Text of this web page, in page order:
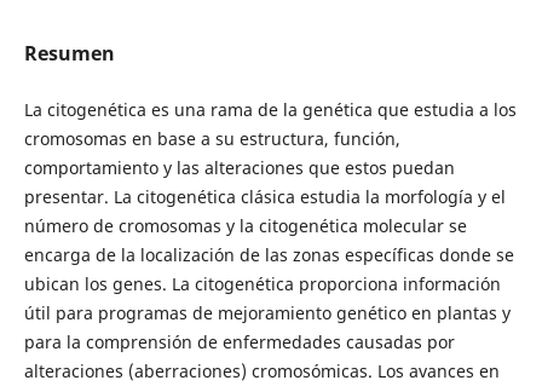
Resumen
La citogenética es una rama de la genética que estudia a los
cromosomas en base a su estructura, función,
comportamiento y las alteraciones que estos puedan
presentar. La citogenética clásica estudia la morfología y el
número de cromosomas y la citogenética molecular se
encarga de la localización de las zonas específicas donde se
ubican los genes. La citogenética proporciona información
útil para programas de mejoramiento genético en plantas y
para la comprensión de enfermedades causadas por
alteraciones (aberraciones) cromosómicas. Los avances en